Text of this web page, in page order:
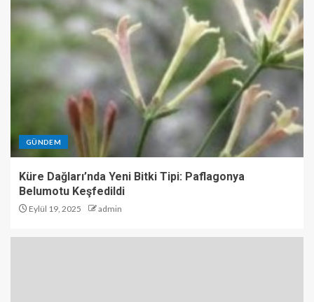
GÜNDEM
Küre Dağları’nda Yeni Bitki Tipi: Paflagonya
Belumotu Keşfedildi
Eylül 19, 2025 admin